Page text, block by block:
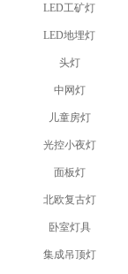
LED工矿灯
LED地埋灯
头灯
中网灯
儿童房灯
光控小夜灯
面板灯
北欧复古灯
卧室灯具
集成吊顶灯